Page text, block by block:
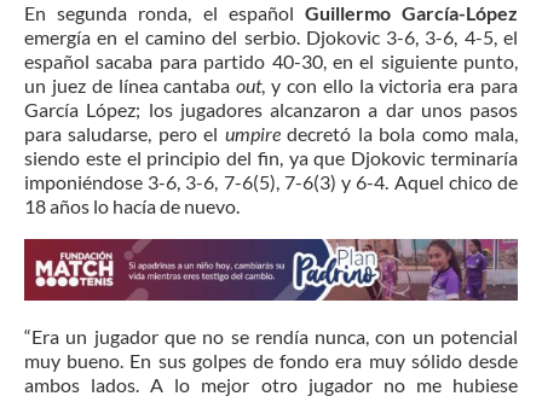
En segunda ronda, el español Guillermo García-López
emergía en el camino del serbio. Djokovic 3-6, 3-6, 4-5, el
español sacaba para partido 40-30, en el siguiente punto,
un juez de línea cantabaout, y con ello la victoria era para
García López; los jugadores alcanzaron a dar unos pasos
para saludarse, pero el umpiredecretó la bola como mala,
siendo este el principio del fin, ya que Djokovic terminaría
imponiéndose 3-6, 3-6, 7-6(5), 7-6(3) y 6-4. Aquel chico de
18 años lo hacía de nuevo.
“Era un jugador que no se rendía nunca, con un potencial
muy bueno. En sus golpes de fondo era muy sólido desde
ambos lados. A lo mejor otro jugador no me hubiese